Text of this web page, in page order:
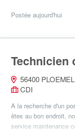
Postée aujourd'hui
Technicien
56400 PLOEMEL
CDI
A la recherche d'un
êtes au bon endroit,
service maintenance